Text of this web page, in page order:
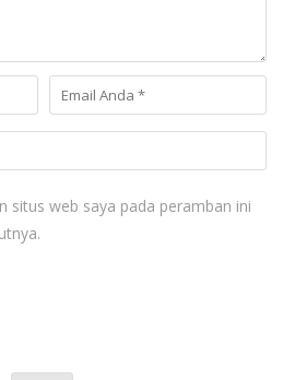
situs web saya pada peramban ini